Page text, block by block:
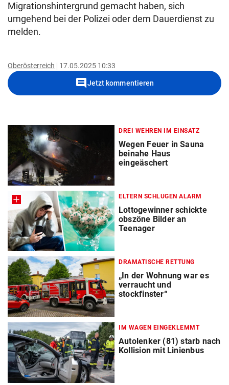
Migrationshintergrund gemacht haben, sich
umgehend bei der Polizei oder dem Dauerdienst zu
melden.
Oberösterreich 17.05.2025 10:33
commentJetzt kommentieren
DREI WEHREN IM EINSATZ
Wegen Feuer in Sauna
beinahe Haus
eingeäschert
ELTERN SCHLUGEN ALARM
Lottogewinner schickte
obszöne Bilder an
Teenager
DRAMATISCHE RETTUNG
„In der Wohnung war es
verraucht und
stockfinster“
IM WAGEN EINGEKLEMMT
Autolenker (81) starb nach
Kollision mit Linienbus